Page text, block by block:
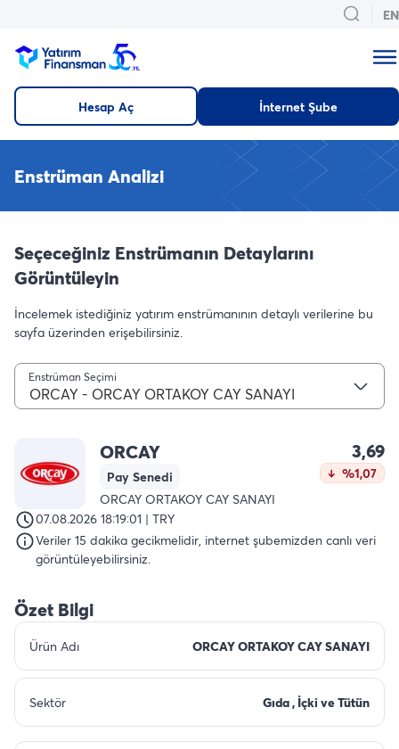
EN
Hesap Aç İnternet Şube
Enstrüman Analizi
Seçeceğiniz Enstrümanın Detaylarını
Görüntüleyin
İncelemek istediğiniz yatırım enstrümanının detaylı verilerine bu
sayfa üzerinden erişebilirsiniz.
Enstrüman Seçimi
ORCAY - ORCAY ORTAKOY CAY SANAYI
ORCAY
Pay Senedi
ORCAY ORTAKOY CAY SANAYI
3,69
%1,07
07.08.2026 18:19:01 | TRY
Veriler 15 dakika gecikmelidir, internet şubemizden canlı veri
görüntüleyebilirsiniz.
Özet Bilgi
Ürün Adı ORCAY ORTAKOY CAY SANAYI
Sektör Gıda , İçki ve Tütün